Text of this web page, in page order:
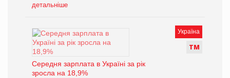
детальніше
Україна
ТМ
Середня зарплата в Україні за рік
зросла на 18,9%